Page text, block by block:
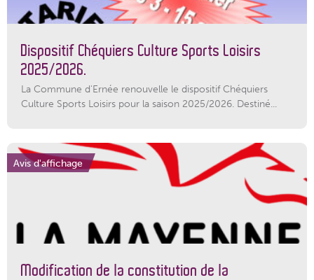
Dispositif Chéquiers Culture Sports Loisirs
2025/2026.
La Commune d'Ernée renouvelle le dispositif Chéquiers
Culture Sports Loisirs pour la saison 2025/2026. Destiné...
Avis d'affichage
Modification de la constitution de la